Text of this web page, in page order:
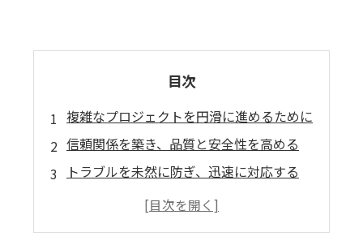
目次
複雑なプロジェクトを円滑に進めるために
信頼関係を築き、品質と安全性を高める
トラブルを未然に防ぎ、迅速に対応する
顧客満足度を高めるために